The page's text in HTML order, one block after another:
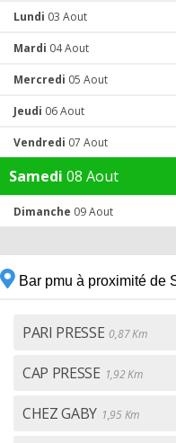
Lundi 03 Aout
Mardi 04 Aout
Mercredi 05 Aout
Jeudi 06 Aout
Vendredi 07 Aout
Samedi 08 Aout
Dimanche 09 Aout
Bar pmu à proximité de
PARI PRESSE 0,87 Km
CAP PRESSE 1,92 Km
CHEZ GABY 1,95 Km